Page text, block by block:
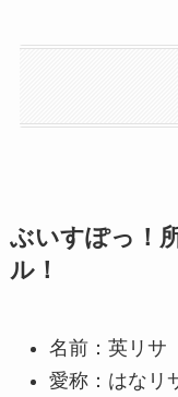
ぶいすぽっ！
ル！
名前：英リサ
愛称：はなリ